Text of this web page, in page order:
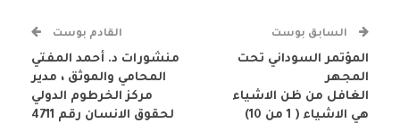
السابق بوست
المؤتمر السوداني تحت
المجهر
الغافل من ظن الاشياء
هي الاشياء ( 1 من 10)
القادم بوست
منشورات د. أحمد المفتي
المحامي والموثق ، مدير
مركز الخرطوم الدولي
لحقوق الانسان رقم 4711